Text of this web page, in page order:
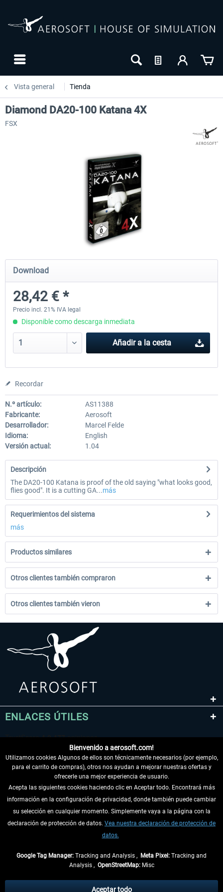
Vista general Tienda
EmergencyDispatcherPro - 24h Free
0,00 € *
Diamond DA20-100 Katana 4X
FSX
Download
28,42 € *
Precio incl. 21% IVA legal
Disponible como descarga inmediata
Añadir a la cesta
Recordar
N.º artículo:
AS11388
Fabricante:
Aerosoft
Desarrollador:
Marcel Felde
Idioma:
English
Versión actual:
1.04
Descripción
The DA20-100 Katana is proof of the old saying "what looks good,
flies good". It is a cutting GA...más
Requerimientos del sistema
más
Productos similares
Otros clientes también compraron
Otros clientes también vieron
ENLACES ÚTILES
DESISTIR DEL CONTRATO
INFORMACIÓN
tasas de recepción si no se describe lo contrario
Bienvenido a aerosoft.com!
Utilizamos cookies Algunos de ellos son técnicamente necesarios (por ejemplo,
para el carrito de compras), otros nos ayudan a mejorar nuestras ofertas y
ofrecerle una mejor experiencia de usuario.
Acepta las siguientes cookies haciendo clic en Aceptar todo. Encontrará más
información en la configuración de privacidad, donde también puede cambiar
su selección en cualquier momento. Simplemente vaya a la página con la
declaración de protección de datos. Vea nuestra declaración de protección de
datos.
Google Tag Manager: Tracking and Analysis , Meta Pixel: Tracking and
Analysis , OpenStreetMap:Misc
Aceptar todo